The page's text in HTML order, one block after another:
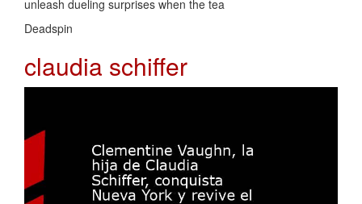
unleash dueling surprises when the tea
Deadspin
claudia schiffer